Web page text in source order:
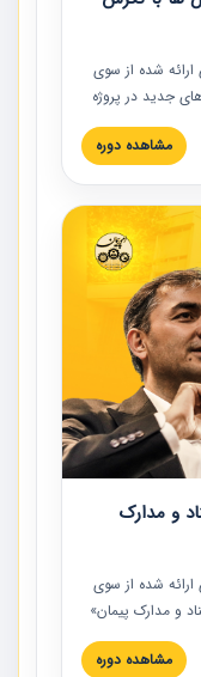
شده از سوی
جدید در پروژه
نگرش قراردادی
کشور ارائه شد.
شده است.
مشاهده دوره
و مدارک
شده از سوی
و مدارک پیمان»
در این آموزش
بندی اسناد
مشاهده دوره